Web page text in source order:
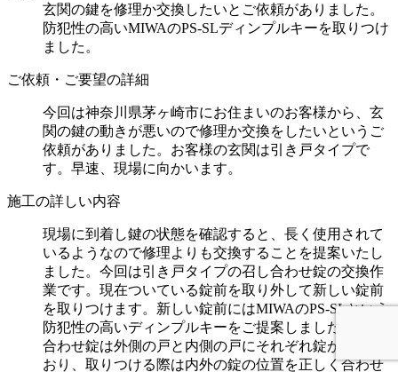
玄関の鍵を修理か交換したいとご依頼がありました。
防犯性の高いMIWAのPS-SLディンプルキーを取りつけ
ました。
ご依頼・ご要望の詳細
今回は神奈川県茅ヶ崎市にお住まいのお客様から、玄
関の鍵の動きが悪いので修理か交換をしたいというご
依頼がありました。お客様の玄関は引き戸タイプで
す。早速、現場に向かいます。
施工の詳しい内容
現場に到着し鍵の状態を確認すると、長く使用されて
いるようなので修理よりも交換することを提案いたし
ました。今回は引き戸タイプの召し合わせ錠の交換作
業です。現在ついている錠前を取り外して新しい錠前
を取りつけます。新しい錠前にはMIWAのPS-SLという
防犯性の高いディンプルキーをご提案しました。召し
合わせ錠は外側の戸と内側の戸にそれぞれ錠がついて
おり、取りつける際は内外の錠の位置を正しく合わせ